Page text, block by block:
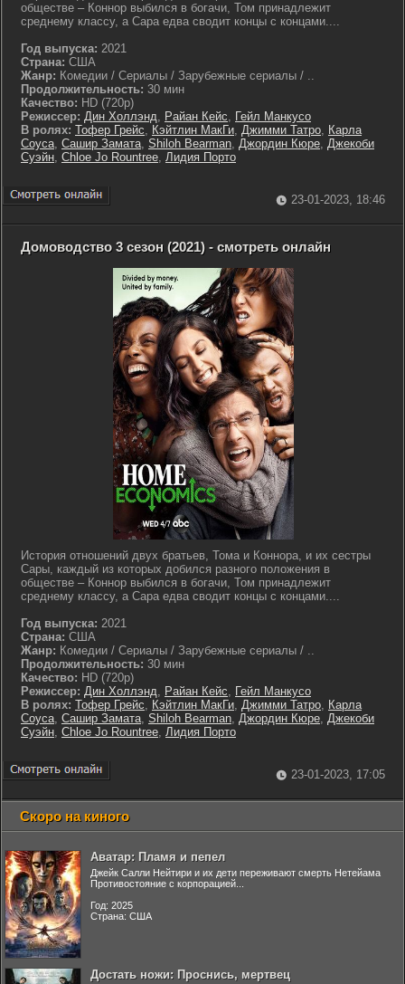
обществе – Коннор выбился в богачи, Том принадлежит
среднему классу, а Сара едва сводит концы с концами....
Год выпуска: 2021
Страна: США
Жанр: Комедии / Сериалы / Зарубежные сериалы / ..
Продолжительность: 30 мин
Качество: HD (720p)
Режиссер: Дин Холлэнд, Райан Кейс, Гейл Манкусо
В ролях: Тофер Грейс, Кэйтлин МакГи, Джимми Татро, Карла
Соуса, Сашир Замата, Shiloh Bearman, Джордин Кюре, Джекоби
Суэйн, Chloe Jo Rountree, Лидия Порто
23-01-2023, 18:46
Домоводство 3 сезон (2021) - смотреть онлайн
История отношений двух братьев, Тома и Коннора, и их сестры
Сары, каждый из которых добился разного положения в
обществе – Коннор выбился в богачи, Том принадлежит
среднему классу, а Сара едва сводит концы с концами....
Год выпуска: 2021
Страна: США
Жанр: Комедии / Сериалы / Зарубежные сериалы / ..
Продолжительность: 30 мин
Качество: HD (720p)
Режиссер: Дин Холлэнд, Райан Кейс, Гейл Манкусо
В ролях: Тофер Грейс, Кэйтлин МакГи, Джимми Татро, Карла
Соуса, Сашир Замата, Shiloh Bearman, Джордин Кюре, Джекоби
Суэйн, Chloe Jo Rountree, Лидия Порто
23-01-2023, 17:05
Скоро на киного
Аватар: Пламя и пепел
Джейк Салли Нейтири и их дети переживают смерть Нетейама
Противостояние с корпорацией...
Год: 2025
Страна: США
Достать ножи: Проснись, мертвец